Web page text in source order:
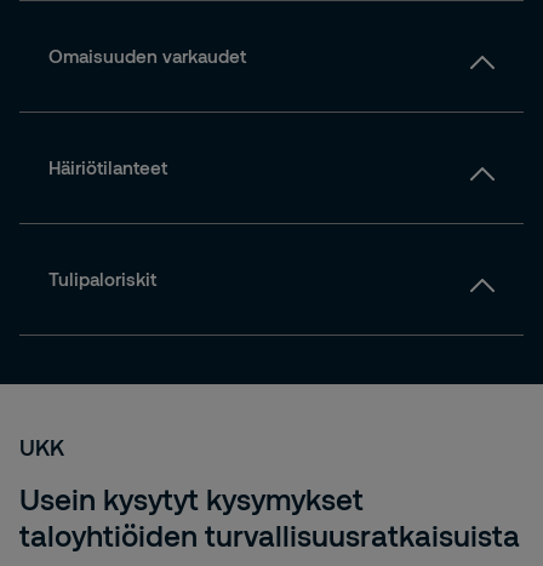
Omaisuuden varkaudet
Häiriötilanteet
Tulipaloriskit
UKK
Usein kysytyt kysymykset
taloyhtiöiden turvallisuusratkaisuista